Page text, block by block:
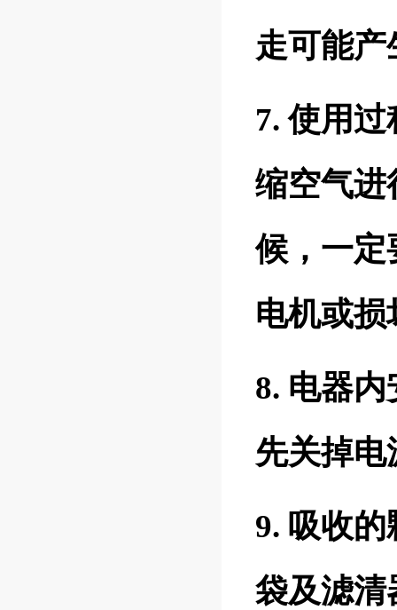
走可能产
7. 使用
缩空气进
候，一定
电机或损
8. 电器
先关掉
9. 吸收
袋及滤清